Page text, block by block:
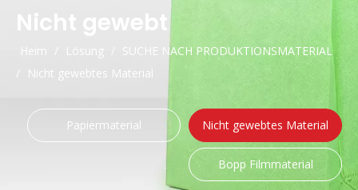
Nicht gewebt
Heim / Lösung / SUCHE NACH PRODUKTIONSMATERIAL
/
Nicht gewebtes Material
Papiermaterial Nicht gewebtes Material
Bopp Filmmaterial